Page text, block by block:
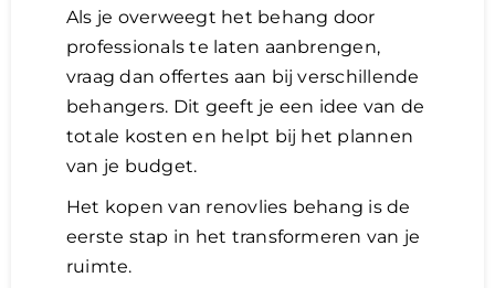
Als je overweegt het behang door
professionals te laten aanbrengen,
vraag dan offertes aan bij verschillende
behangers. Dit geeft je een idee van de
totale kosten en helpt bij het plannen
van je budget.
Het kopen van renovlies behang is de
eerste stap in het transformeren van je
ruimte.